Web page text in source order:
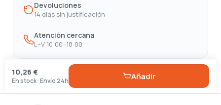
Devoluciones
14 días sin justificación
Atención cercana
L–V 10:00–18:00
10,26 €
En stock · Envío 24h Añadir